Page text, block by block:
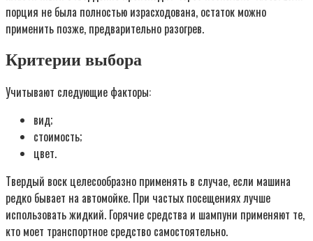
порция не была полностью израсходована, остаток можно
применить позже, предварительно разогрев.
Критерии выбора
Учитывают следующие факторы:
вид;
стоимость;
цвет.
Твердый воск целесообразно применять в случае, если машина
редко бывает на автомойке. При частых посещениях лучше
использовать жидкий. Горячие средства и шампуни применяют те,
кто моет транспортное средство самостоятельно.